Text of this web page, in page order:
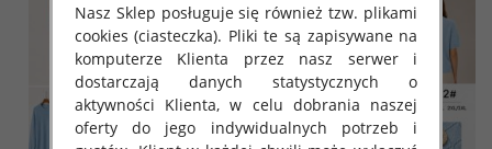
Nasz Sklep posługuje się również tzw. plikami
cookies (ciasteczka). Pliki te są zapisywane na
komputerze Klienta przez nasz serwer i
dostarczają danych statystycznych o
aktywności Klienta, w celu dobrania naszej
oferty do jego indywidualnych potrzeb i